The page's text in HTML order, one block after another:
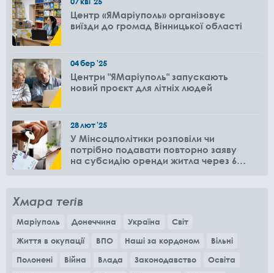
Центр «ЯМаріуполь» організовує
виїзди до громад Вінницької області
04бер'25
Центри "ЯМаріуполь" запускають
новий проєкт для літніх людей
28лют'25
У Мінсоцполітики розповіли чи
потрібно подавати повторно заяву
на субсидію оренди житла через 6
Хмара тегів
Маріуполь Донеччина Україна
Світ
Життя в окупації
ВПО Наші за кордоном
Вільні
Полонені
Війна Влада Законодавство
Освіта